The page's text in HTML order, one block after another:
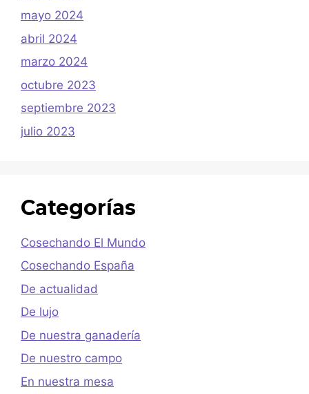
mayo 2024
abril 2024
marzo 2024
octubre 2023
septiembre 2023
julio 2023
Categorías
Cosechando El Mundo
Cosechando España
De actualidad
De lujo
De nuestra ganadería
De nuestro campo
En nuestra mesa